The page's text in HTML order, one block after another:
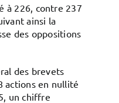
à 226, contre 237
ainsi la
des oppositions
des brevets
actions en nullité
un chiffre